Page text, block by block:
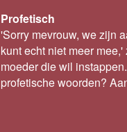
Profetisch
'Sorry mevrouw, we zijn
kunt echt niet meer
moeder die wil
profetische woorden?